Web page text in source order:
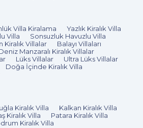
Villa Kiralama
Yazlık Kiralık Villa
Villa
Sonsuzluk Havuzlu Villa
Kiralık Villalar
Balayı Villaları
Manzaralı Kiralık Villalar
Lüks Villalar
Ultra Lüks Villalar
Doğa İçinde Kiralık Villa
Kiralık Villa
Kalkan Kiralık Villa
Kiralık Villa
Patara Kiralık Villa
Kiralık Villa